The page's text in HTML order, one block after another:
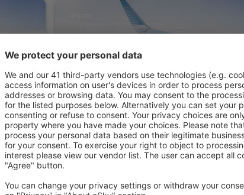
Holiday Inn Naples by IHG
7 677 Kč
Neapol, 14 srpna 2026, 2 noci